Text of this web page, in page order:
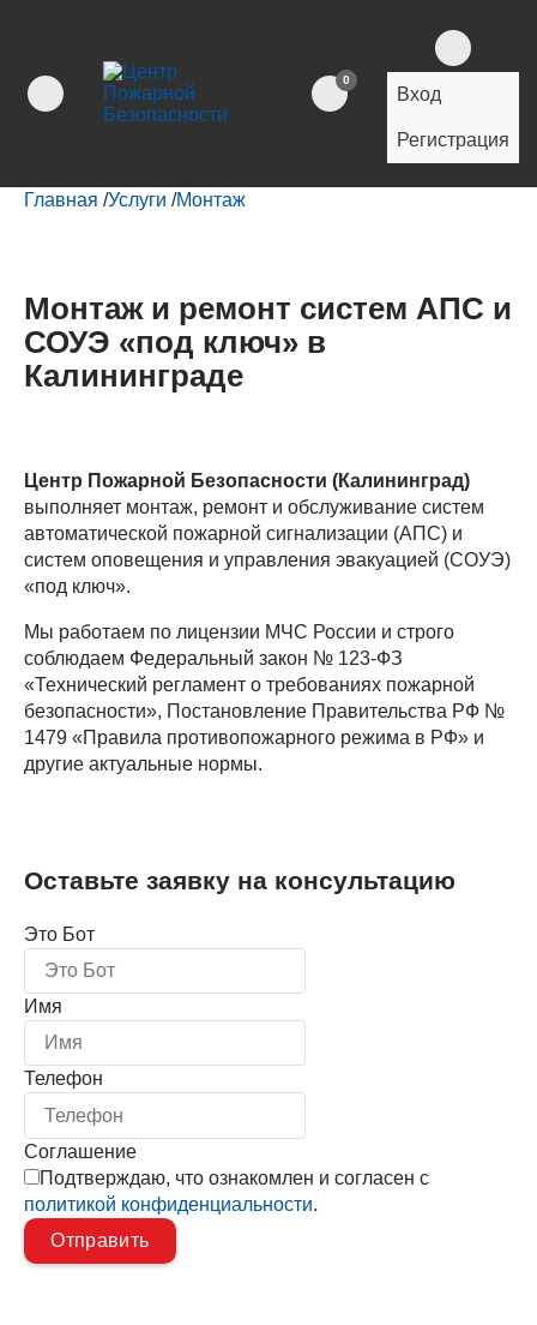
0
Вход
Регистрация
Главная /Услуги /Монтаж
Монтаж и ремонт систем АПС и
СОУЭ «под ключ» в
Калининграде
Центр Пожарной Безопасности (Калининград)
выполняет монтаж, ремонт и обслуживание систем
автоматической пожарной сигнализации (АПС) и
систем оповещения и управления эвакуацией (СОУЭ)
«под ключ».
Мы работаем по лицензии МЧС России и строго
соблюдаем Федеральный закон № 123-ФЗ
«Технический регламент о требованиях пожарной
безопасности», Постановление Правительства РФ №
1479 «Правила противопожарного режима в РФ» и
другие актуальные нормы.
Оставьте заявку на консультацию
Это Бот
Имя
Телефон
Соглашение
Подтверждаю, что ознакомлен и согласен с
политикой конфиденциальности.